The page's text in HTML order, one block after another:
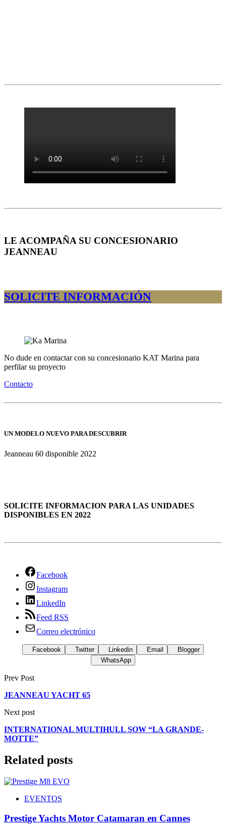
LE ACOMPAÑA SU CONCESIONARIO
JEANNEAU
SOLICITE INFORMACIÓN
No dude en contactar con su concesionario KAT Marina para
perfilar su proyecto
Contacto
UN MODELO NUEVO PARA DESCUBRIR
Jeanneau 60 disponible 2022
SOLICITE INFORMACION PARA LAS UNIDADES
DISPONIBLES EN 2022
Facebook
Instagram
LinkedIn
Feed RSS
Correo electrónico
Facebook Twitter Linkedin Email
Blogger
WhatsApp
Prev Post
JEANNEAU YACHT 65
Next post
INTERNATIONAL MULTIHULL SOW “LA GRANDE-
MOTTE”
Related posts
EVENTOS
Prestige Yachts Motor Catamaran en Cannes